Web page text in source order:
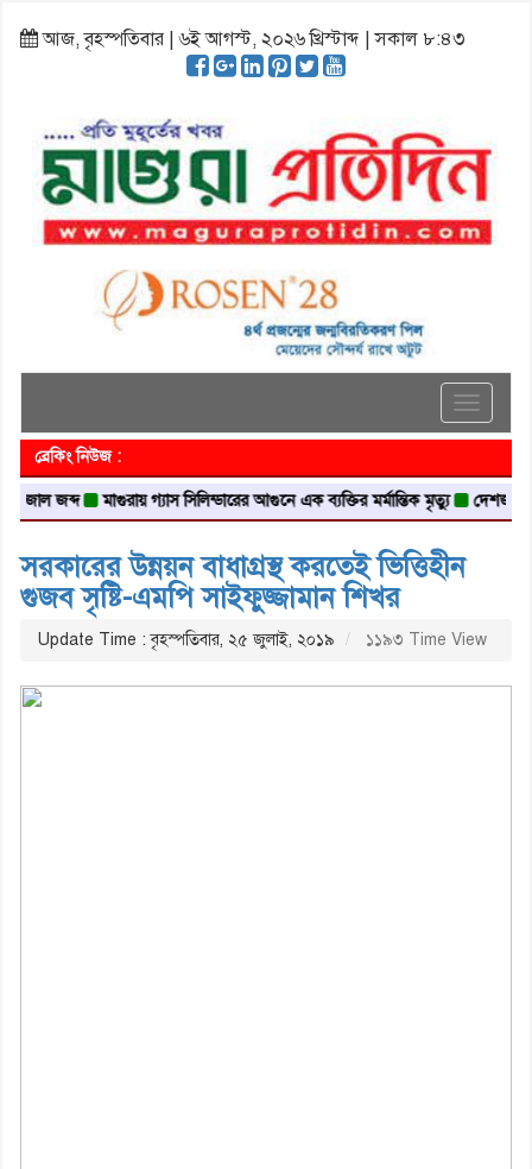
আজ, বৃহস্পতিবার | ৬ই আগস্ট, ২০২৬ খ্রিস্টাব্দ | সকাল ৮:৪৩
Toggle
ব্রেকিং নিউজ :
জব্দ মাগুরায় গ্যাস সিলিন্ডারের আগুনে এক ব্যক্তির মর্মান্তিক মৃত্যু দেশজুড়ে পুলিশের
সরকারের উন্নয়ন বাধাগ্রস্থ করতেই ভিত্তিহীন
গুজব সৃষ্টি-এমপি সাইফুজ্জামান শিখর
Update Time : বৃহস্পতিবার, ২৫ জুলাই, ২০১৯ ১১৯৩ Time View